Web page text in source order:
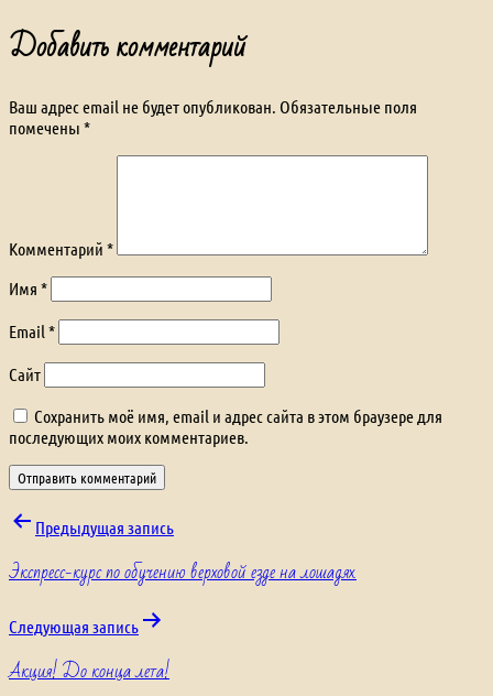
Добавить комментарий
Ваш адрес email не будет опубликован. Обязательные поля
помечены *
Комментарий *
Имя *
Email *
Сайт
Сохранить моё имя, email и адрес сайта в этом браузере для
последующих моих комментариев.
Навигация
по
записям
Предыдущая запись
Экспресс-курс по обучению верховой езде на лошадях.
Следующая запись
Акция! До конца лета!